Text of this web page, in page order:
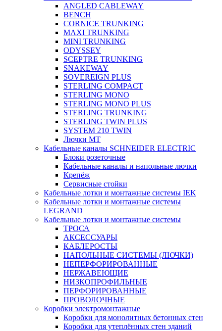
ANGLED CABLEWAY
BENCH
CORNICE TRUNKING
MAXI TRUNKING
MINI TRUNKING
ODYSSEY
SCEPTRE TRUNKING
SNAKEWAY
SOVEREIGN PLUS
STERLING COMPACT
STERLING MONO
STERLING MONO PLUS
STERLING TRUNKING
STERLING TWIN PLUS
SYSTEM 210 TWIN
Лючки MT
Кабельные каналы SCHNEIDER ELECTRIC
Блоки розеточные
Кабельные каналы и напольные лючки
Крепёж
Сервисные стойки
Кабельные лотки и монтажные системы IEK
Кабельные лотки и монтажные системы
LEGRAND
Кабельные лотки и монтажные системы
ТРОСА
АКСЕССУАРЫ
КАБЛЕРОСТЫ
НАПОЛЬНЫЕ СИСТЕМЫ (ЛЮЧКИ)
НЕПЕРФОРИРОВАННЫЕ
НЕРЖАВЕЮЩИЕ
НИЗКОПРОФИЛЬНЫЕ
ПЕРФОРИРОВАННЫЕ
ПРОВОЛОЧНЫЕ
Коробки электромонтажные
Коробки для монолитных бетонных стен
Коробки для утеплённых стен зданий